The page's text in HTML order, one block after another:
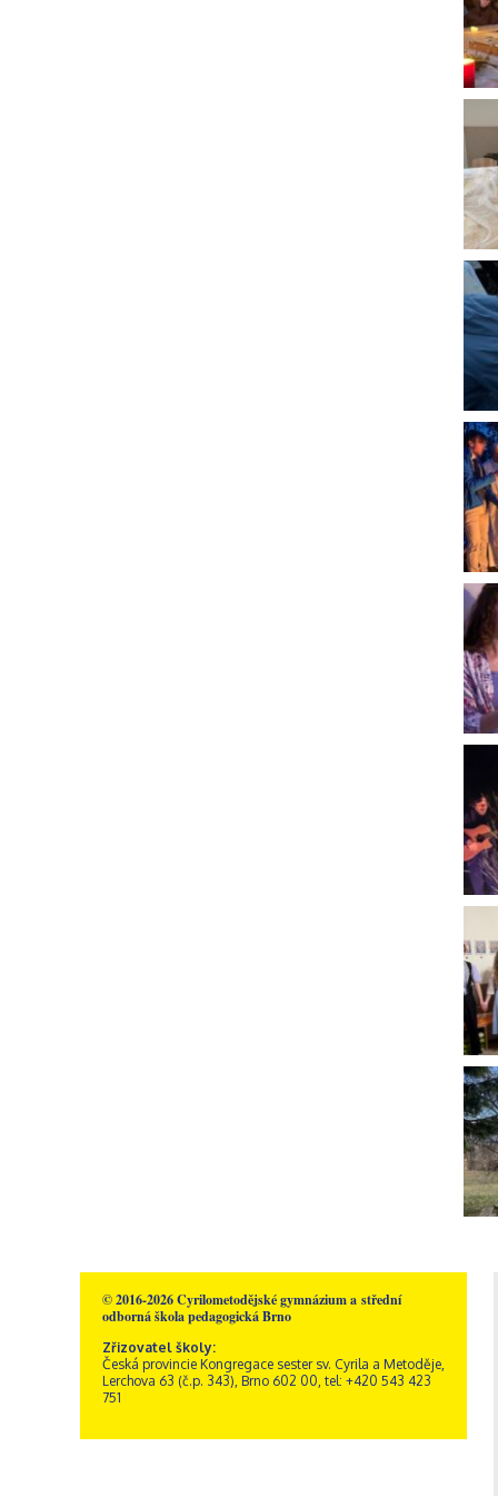
© 2016-2026 Cyrilometodějské gymnázium a střední
odborná škola pedagogická Brno
Zřizovatel školy:
Česká provincie Kongregace sester sv. Cyrila a Metoděje,
Lerchova 63 (č.p. 343), Brno 602 00, tel: +420 543 423
751